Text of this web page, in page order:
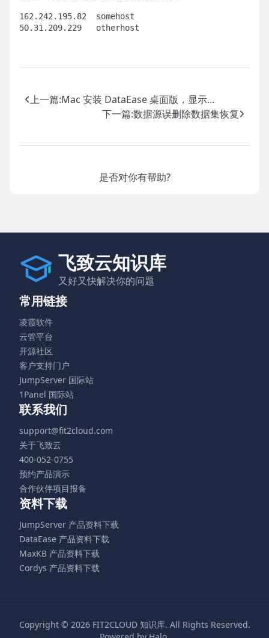
162.242.195.82  somehost
50.31.209.229   otherhost
上一篇:Mac 安装 DataEase 桌面版，显示...
下一篇:数据源误删除数据集恢复
是否对你有帮助?
飞致云知识库
又好又快解决你的问题
常用链接
凌霞软件
云管平台
开源社区
客户支持门户
JumpServer 国际站
1Panel 国际站
联系我们
support@fit2cloud.com
关于飞致云
400-052-0755
预约产品演示
合作伙伴项目报备
资料下载
JumpServer 产品资料下载
DataEase 产品资料下载
MaxKB 产品资料下载
Cordys 产品资料下载
Copyright © 2026 FIT2CLOUD 知识库. All Rights Reserved.